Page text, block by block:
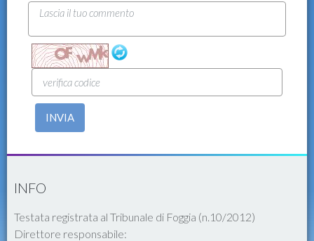
INVIA
INFO
Testata registrata al Tribunale di Foggia (n.10/2012)
Direttore responsabile: